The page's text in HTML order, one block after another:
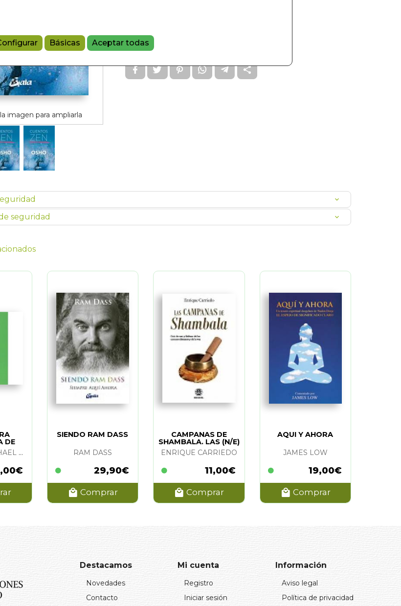
Básicas Aceptar todas
imagen para ampliarla
9788411081658
Referencia:
seguridad
DE
OMRAAM MIKHAEL AIVANHOV
SIENDO RAM DASS
RAM DASS
29,90€
Comprar
CAMPANAS DE
SHAMBALA. LAS (N/E)
ENRIQUE CARRIEDO
11,00€
Comprar
AQUI Y AHORA
JAMES LOW
19,00€
Comprar
Destacamos
Novedades
Contacto
Mi cuenta
Registro
Iniciar sesión
Información
Aviso legal
Política de privacidad